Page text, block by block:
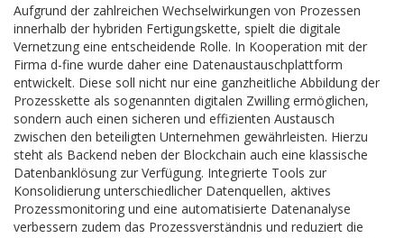
Aufgrund der zahlreichen Wechselwirkungen von Prozessen
innerhalb der hybriden Fertigungskette, spielt die digitale
Vernetzung eine entscheidende Rolle. In Kooperation mit der
Firma d-fine wurde daher eine Datenaustauschplattform
entwickelt. Diese soll nicht nur eine ganzheitliche Abbildung der
Prozesskette als sogenannten digitalen Zwilling ermöglichen,
sondern auch einen sicheren und effizienten Austausch
zwischen den beteiligten Unternehmen gewährleisten. Hierzu
steht als Backend neben der Blockchain auch eine klassische
Datenbanklösung zur Verfügung. Integrierte Tools zur
Konsolidierung unterschiedlicher Datenquellen, aktives
Prozessmonitoring und eine automatisierte Datenanalyse
verbessern zudem das Prozessverständnis und reduziert die